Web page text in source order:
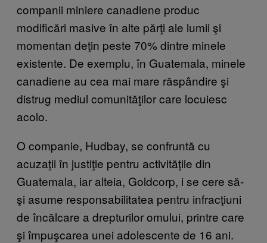
companii miniere canadiene produc
modificări masive în alte părţi ale lumii şi
momentan deţin peste 70% dintre minele
existente. De exemplu, în Guatemala, minele
canadiene au cea mai mare răspândire şi
distrug mediul comunităţilor care locuiesc
acolo.
O companie, Hudbay, se confruntă cu
acuzaţii în justiţie pentru activităţile din
Guatemala, iar alteia, Goldcorp, i se cere să-
şi asume responsabilitatea pentru infracţiuni
de încălcare a drepturilor omului, printre care
şi împuşcarea unei adolescente de 16 ani.